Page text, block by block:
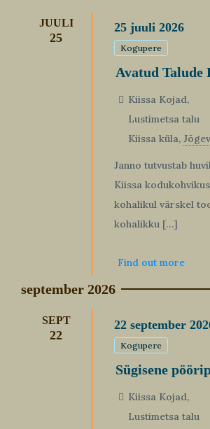
JUULI
25
25 juuli 2026
Kogupere
Avatud Talude
Kiissa Kojad,
Lustimetsa talu
Kiissa küla,
Janno tutvustab
Kiissa
kohalikul värskel
kohalikku […]
Find out more
september 2026
SEPT
22
22 september
Kogupere
Sügisene
Kiissa Kojad,
Lustimetsa talu